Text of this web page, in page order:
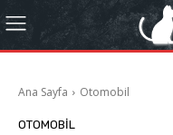
Ana Sayfa Otomobil
OTOMOBIL